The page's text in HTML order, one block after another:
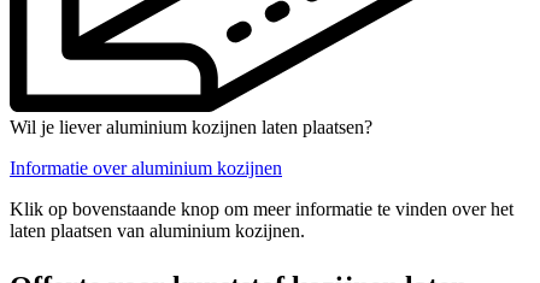
Wil je liever aluminium kozijnen laten plaatsen?
Informatie over aluminium kozijnen
Klik op bovenstaande knop om meer informatie te vinden over het
laten plaatsen van aluminium kozijnen.